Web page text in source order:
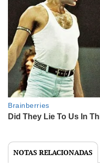
NOTAS RELACIONADAS